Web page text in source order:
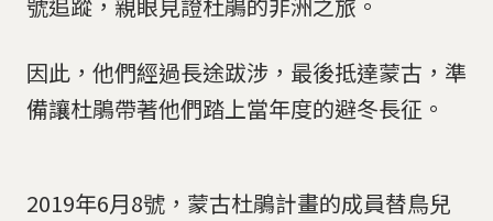
因此，他們經過長途跋涉，最後抵達蒙古，準
備讓杜鵑帶著他們踏上當年度的避冬長征。
2019年6月8號，蒙古杜鵑計畫的成員替鳥兒